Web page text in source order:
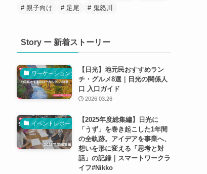
親子向け
足尾 鬼怒川
Story ー 新着ストーリー
ワーケーションガイド【日光】地元民おすすめラン
チ・グルメ8選｜日光の関係人
口 入口ガイド
2026.03.26
イベントレポート
【2025年度総集編】日光に
「うず」を巻き起こした1年間
の全軌跡。アイデアを事業へ、
想いを形に変える「思考と対
話」の記録｜スマートワークラ
イフ#Nikko